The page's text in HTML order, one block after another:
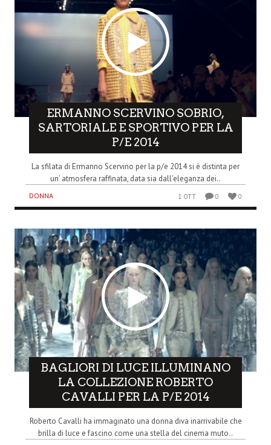
ERMANNO SCERVINO SOBRIO,
SARTORIALE E SPORTIVO PER LA
P/E 2014
La sfilata di Ermanno Scervino per la p/e 2014 si è distinta per
un’ atmosfera raffinata, data sia dall’eleganza dei..
DONNA 1 OTT 0 0
BAGLIORI DI LUCE ILLUMINANO
LA COLLEZIONE ROBERTO
CAVALLI PER LA P/E 2014
Roberto Cavalli ha immaginato una donna diva inarrivabile che
brilla di luce e fascino come una stella del cinema muto..